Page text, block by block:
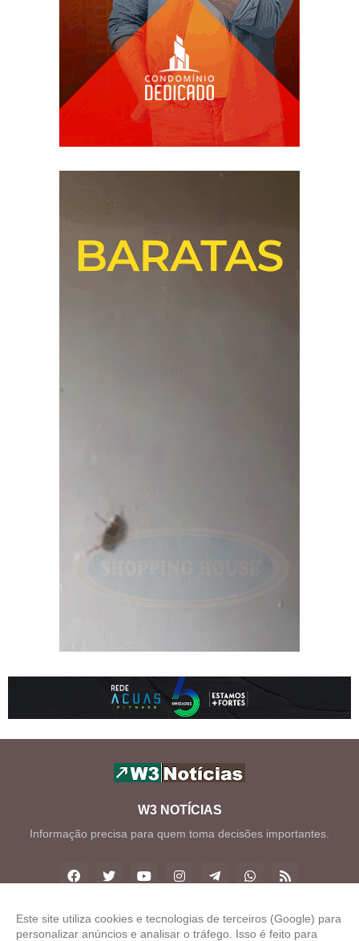
W3 NOTÍCIAS
Informação precisa para quem toma decisões importantes.
Este site utiliza cookies e tecnologias de terceiros (Google) para
personalizar anúncios e analisar o tráfego. Isso é feito para